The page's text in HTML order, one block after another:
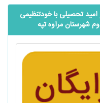
تحصیلی با خودتنظیمی
شهرستان مراوه تپه